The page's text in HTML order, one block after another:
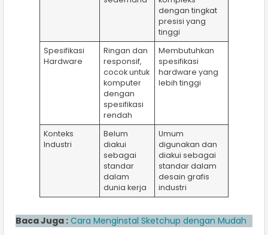
dengan tingkat
presisi yang
tinggi
Spesifikasi
Hardware
Ringan dan
responsif,
cocok untuk
komputer
dengan
spesifikasi
rendah
Membutuhkan
spesifikasi
hardware yang
lebih tinggi
Konteks
Industri
Belum
diakui
sebagai
standar
dalam
dunia kerja
Umum
digunakan dan
diakui sebagai
standar dalam
desain grafis
industri
Baca Juga : Cara Menginstal Sketchup dengan Mudah